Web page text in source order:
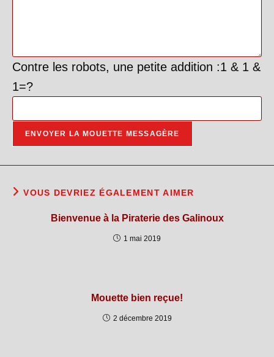
Contre les robots, une petite addition :1 & 1 &
1=?
VOUS DEVRIEZ ÉGALEMENT AIMER
Bienvenue à la Piraterie des Galinoux
1 mai 2019
Mouette bien reçue!
2 décembre 2019